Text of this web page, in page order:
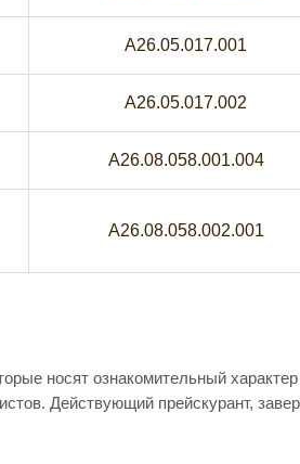
A26.05.017.001
A26.05.017.002
A26.08.058.001.004
A26.08.058.002.001
носят ознакомительный
Действующий прейскурант,